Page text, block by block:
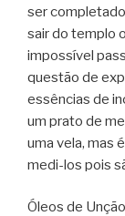
ser
sair do templo
impossível
questão de
essências de
um prato de
uma vela, mas
medi-los pois
Óleos de